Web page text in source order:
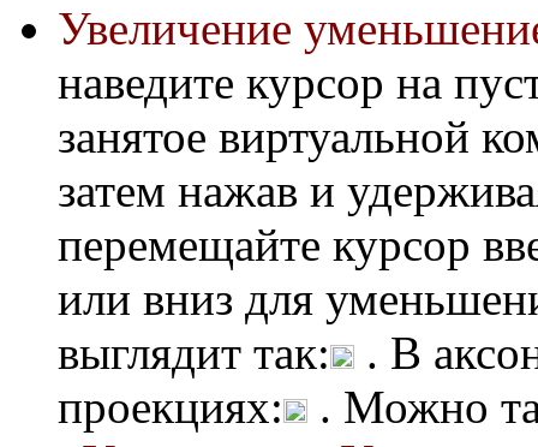
Увеличение
наведите курсор на
занятое виртуальной
затем нажав и
перемещайте курсор
или вниз для
выглядит так:
. В
проекциях:
. Можно